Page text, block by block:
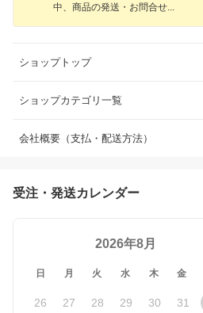
中、商品の発送・お問合せ
ショップトップ
ショップカテゴリ一覧
会社概要（支払・配送方法）
受注・発送カレンダー
2026年8月
日 月 火 水 木 金
26 27 28 29 30 31